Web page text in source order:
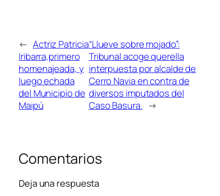
← Actriz Patricia
Iribarra,primero
homenajeada, y
luego echada
del Municipio de
Maipú
“Llueve sobre mojado”:
Tribunal acoge querella
interpuesta por alcalde de
Cerro Navia en contra de
diversos imputados del
Caso Basura. →
Comentarios
Deja una respuesta